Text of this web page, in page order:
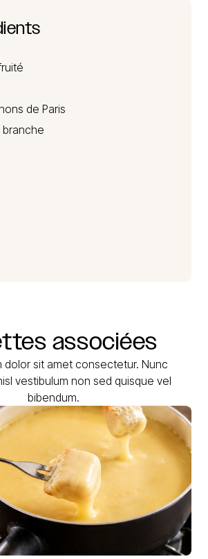
de Paris
associées
dolor sit amet consectetur. Nunc
vestibulum non sed quisque vel
bibendum.